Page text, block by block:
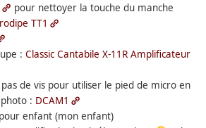
pour nettoyer la touche du manche
TT1
: Classic Cantabile X-11R Amplificateur
de vis pour utiliser le pied de micro en
: DCAM1
pour enfant (mon enfant)